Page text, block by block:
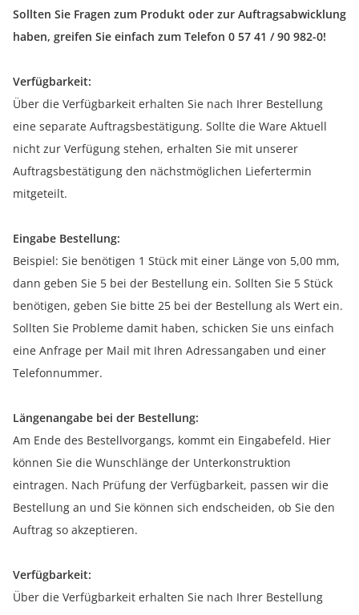
Sollten Sie Fragen zum Produkt oder zur Auftragsabwicklung
haben, greifen Sie einfach zum Telefon 0 57 41 / 90 982-0!
Verfügbarkeit:
Über die Verfügbarkeit erhalten Sie nach Ihrer Bestellung
eine separate Auftragsbestätigung. Sollte die Ware Aktuell
nicht zur Verfügung stehen, erhalten Sie mit unserer
Auftragsbestätigung den nächstmöglichen Liefertermin
mitgeteilt.
Eingabe Bestellung:
Beispiel: Sie benötigen 1 Stück mit einer Länge von 5,00 mm,
dann geben Sie 5 bei der Bestellung ein. Sollten Sie 5 Stück
benötigen, geben Sie bitte 25 bei der Bestellung als Wert ein.
Sollten Sie Probleme damit haben, schicken Sie uns einfach
eine Anfrage per Mail mit Ihren Adressangaben und einer
Telefonnummer.
Längenangabe bei der Bestellung:
Am Ende des Bestellvorgangs, kommt ein Eingabefeld. Hier
können Sie die Wunschlänge der Unterkonstruktion
eintragen. Nach Prüfung der Verfügbarkeit, passen wir die
Bestellung an und Sie können sich endscheiden, ob Sie den
Auftrag so akzeptieren.
Verfügbarkeit:
Über die Verfügbarkeit erhalten Sie nach Ihrer Bestellung